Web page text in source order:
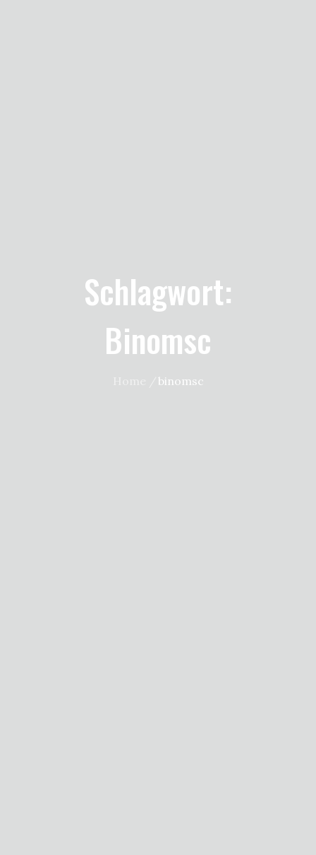
Schlagwort:
Binomsc
binomsc